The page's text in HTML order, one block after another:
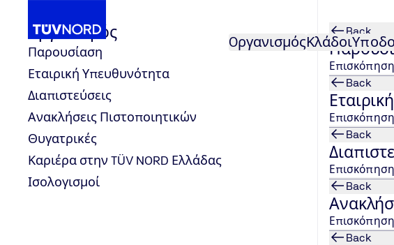
OργανισμόςΚλάδοι
Oργανισμός
Παρουσίαση
Εταιρική Υπευθυνότητα
Διαπιστεύσεις
Ανακλήσεις Πιστοποιητικών
Θυγατρικές
Καριέρα στην TÜV NORD Ελλάδας
Ισολογισμοί
Back
Back
Back
Back
Back
Home
Νέα O κ. Βιργίνιος Βουδούρης, Διευ
θυντής Πιστοποίησης Προσώπων TÜV NORD Ελλάδας, στο